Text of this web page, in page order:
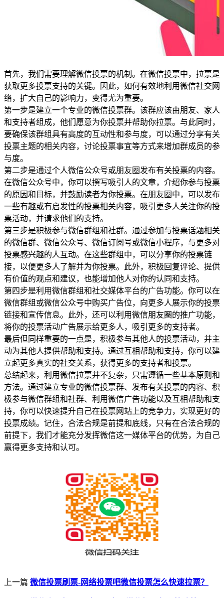
首先，我们需要理解微信投票的机制。在微信投票中，拉票是
获取更多投票支持的关键。因此，如何有效地利用微信社交网
络，扩大自己的影响力，变得尤为重要。
第一步是建立一个专业的微信投票群。该群应该由朋友、家人
和支持者组成，他们愿意为你投票并帮助你拉票。与此同时，
要确保该群组具有高度的互动性和参与度，可以通过分享有关
投票主题的相关内容，讨论投票事宜等方式来增加群成员的参
与度。
第二步是通过个人微信公众号或朋友圈发布有关投票的内容。
在微信公众号中，你可以撰写吸引人的文章，介绍你参与投票
的原因和目标，并鼓励读者为你投票。在朋友圈中，可以发布
一些有趣或有启发性的投票相关内容，吸引更多人关注你的投
票活动，并请求他们的支持。
第三步是积极参与微信群组和社群。通过参加与投票话题相关
的微信群、微信公众号、微信订阅号或微信小程序，与更多对
投票感兴趣的人互动。在这些群组中，可以分享你的投票链
接，以便更多人了解并为你投票。此外，积极回复评论、提供
有价值的观点和建议，也能增加他人对你的认同和支持。
第四步是利用微信群组和社交媒体平台的广告功能。你可以在
微信群组或微信公众号中购买广告位，向更多人展示你的投票
链接和宣传信息。此外，还可以利用微信朋友圈的推广功能，
将你的投票活动广告展示给更多人，吸引更多的支持者。
最后但同样重要的一点是，积极参与其他人的投票活动，并主
动为其他人提供帮助和支持。通过互相帮助和支持，你可以建
立起更多真实的社交关系，获得更多的支持者和投票。
总结起来，利用微信拉票并不复杂，只需遵循一些基本原则和
方法。通过建立专业的微信投票群、发布有关投票的内容、积
极参与微信群组和社群、利用微信广告功能以及互相帮助和支
持，你可以快速提升自己在投票网站上的竞争力，实现更好的
投票成绩。记住，合法合规是前提和底线，只有在合法合规的
前提下，我们才能充分发挥微信这一媒体平台的优势，为自己
赢得更多支持和认可。
上一篇 微信投票刷票-网络投票吧微信投票怎么快速拉票？